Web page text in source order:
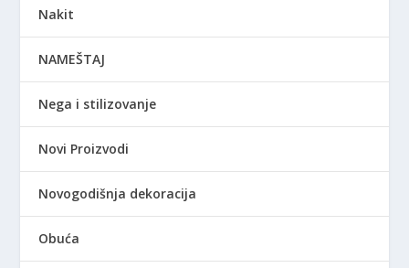
Nakit
NAMEŠTAJ
Nega i stilizovanje
Novi Proizvodi
Novogodišnja dekoracija
Obuća